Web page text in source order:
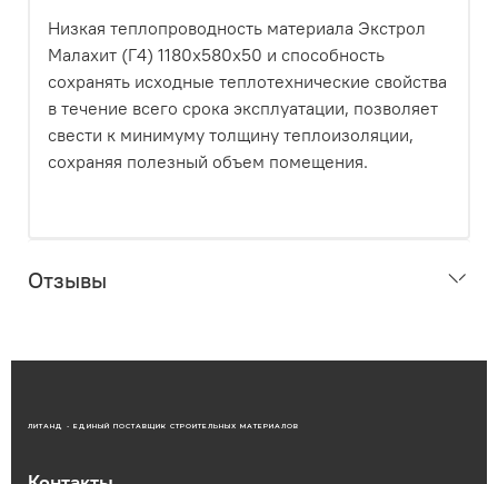
Низкая теплопроводность материала Экстрол
Малахит (Г4) 1180х580х50 и способность
сохранять исходные теплотехнические свойства
в течение всего срока эксплуатации, позволяет
свести к минимуму толщину теплоизоляции,
сохраняя полезный объем помещения.
Отзывы
ЛИТАНД - ЕДИНЫЙ ПОСТАВЩИК СТРОИТЕЛЬНЫХ МАТЕРИАЛОВ